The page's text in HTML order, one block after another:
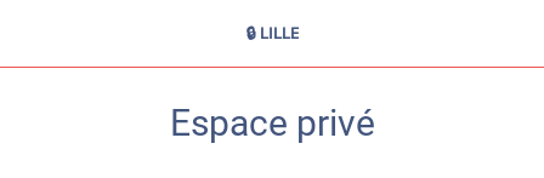
🔒 LILLE
Espace privé